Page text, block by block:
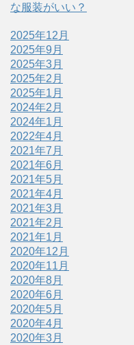
な服装がいい？
2025年12月
2025年9月
2025年3月
2025年2月
2025年1月
2024年2月
2024年1月
2022年4月
2021年7月
2021年6月
2021年5月
2021年4月
2021年3月
2021年2月
2021年1月
2020年12月
2020年11月
2020年8月
2020年6月
2020年5月
2020年4月
2020年3月